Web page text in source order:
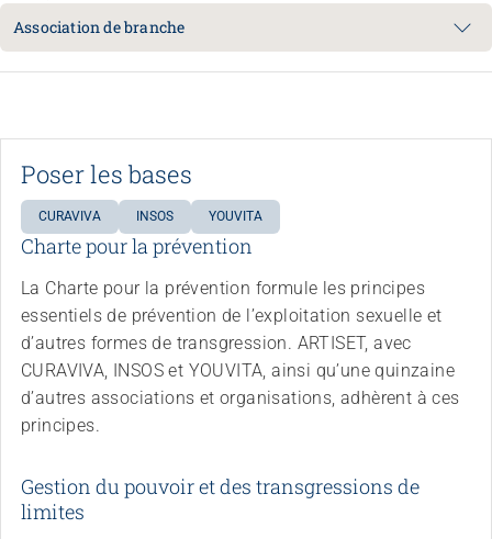
Sans limites!? – Questionner, repousser et dépasser
les limites
Association de branche
Poser les bases
CURAVIVA INSOS YOUVITA
Charte pour la prévention
La Charte pour la prévention formule les principes
essentiels de prévention de l’exploitation sexuelle et
d’autres formes de transgression. ARTISET, avec
CURAVIVA, INSOS et YOUVITA, ainsi qu’une quinzaine
d’autres associations et organisations, adhèrent à ces
principes.
Gestion du pouvoir et des transgressions de
limites